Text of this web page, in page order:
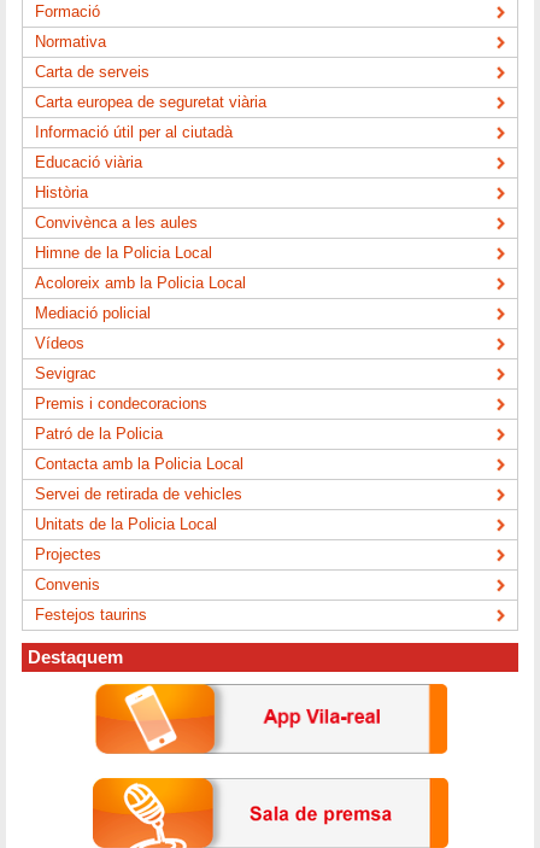
Formació
Normativa
Carta de serveis
Carta europea de seguretat viària
Informació útil per al ciutadà
Educació viària
Història
Convivènca a les aules
Himne de la Policia Local
Acoloreix amb la Policia Local
Mediació policial
Vídeos
Sevigrac
Premis i condecoracions
Patró de la Policia
Contacta amb la Policia Local
Servei de retirada de vehicles
Unitats de la Policia Local
Projectes
Convenis
Festejos taurins
Destaquem